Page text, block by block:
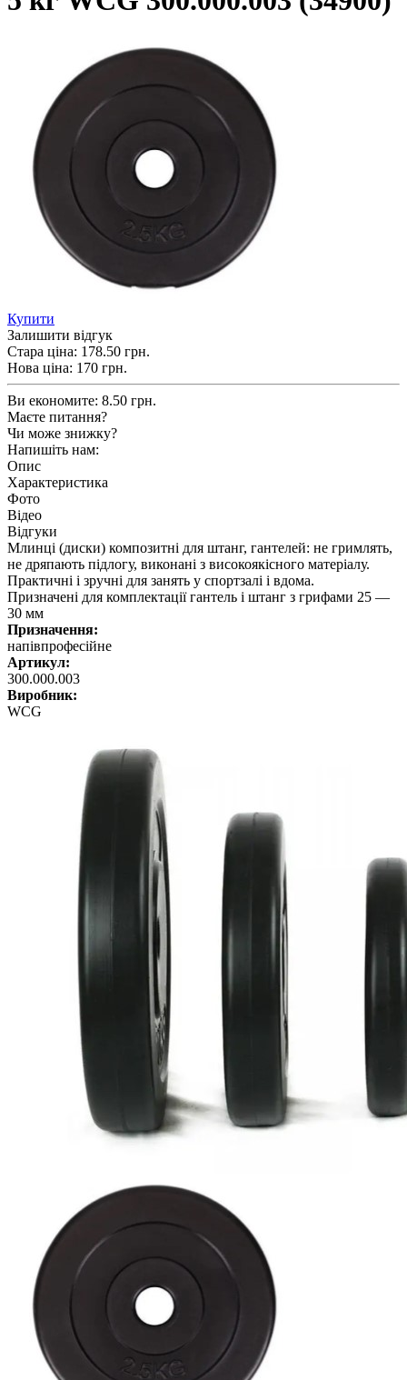
Купити
Залишити відгук
Стара ціна: 178.50 грн.
Нова ціна: 170 грн.
Ви економите: 8.50 грн.
Маєте питання?
Чи може знижку?
Напишіть нам:
Опис
Характеристика
Фото
Відео
Відгуки
Млинці (диски) композитні для штанг, гантелей: не гримлять,
не дряпають підлогу, виконані з високоякісного матеріалу.
Практичні і зручні для занять у спортзалі і вдома.
Призначені для комплектації гантель і штанг з грифами 25 —
30 мм
Призначення:
напівпрофесійне
Артикул:
300.000.003
Виробник:
WCG